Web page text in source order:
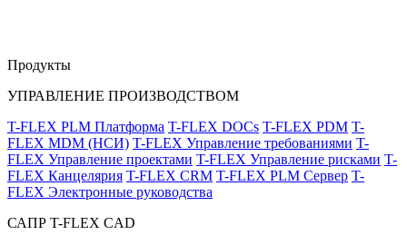
Продукты
УПРАВЛЕНИЕ ПРОИЗВОДСТВОМ
T-FLEX PLM Платформа T-FLEX DOCs T-FLEX PDM T-
FLEX MDM (НСИ) T-FLEX Управление требованиями T-
FLEX Управление проектами T-FLEX Управление рисками T-
FLEX Канцелярия T-FLEX CRM T-FLEX PLM Сервер T-
FLEX Электронные руководства
САПР T-FLEX CAD